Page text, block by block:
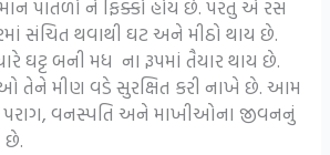
પાતળો ને ફિક્કો હોય છે. પરંતુ એ રસ
સંચિત થવાથી ઘટ અને મીઠો થાય છે.
ઘટ્ટ બની મધ ના રૂપમાં તૈયાર થાય છે.
તેને મીણ વડે સુરક્ષિત કરી નાખે છે. આમ
પરાગ, વનસ્પતિ અને માખીઓના જીવનનું
છે.